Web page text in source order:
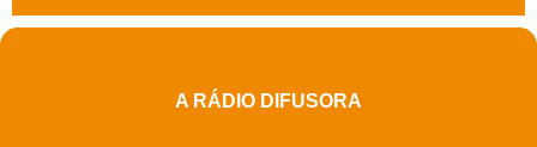
A RÁDIO DIFUSORA